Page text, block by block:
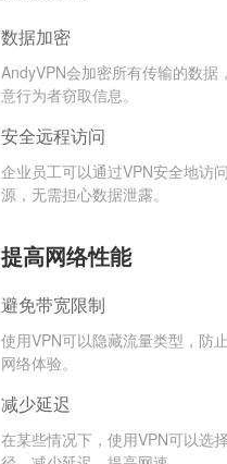
数据加密
AndyVPN会加密所有传输的数据
意行为者窃取信息。
安全远程访问
企业员工可以通过VPN安全地访
源，无需担心数据泄露。
提高网络性能
避免带宽限制
使用VPN可以隐藏流量类型，防
网络体验。
减少延迟
在某些情况下，使用VPN可以选